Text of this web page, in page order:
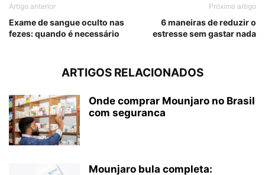
Artigo anterior
Exame de sangue oculto nas
fezes: quando é necessário
Próximo artigo
6 maneiras de reduzir o
estresse sem gastar nada
ARTIGOS RELACIONADOS
Onde comprar Mounjaro no Brasil
com seguranca
Mounjaro bula completa: